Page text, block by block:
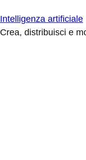
Intelligenza artificiale
Crea, distribuisci e